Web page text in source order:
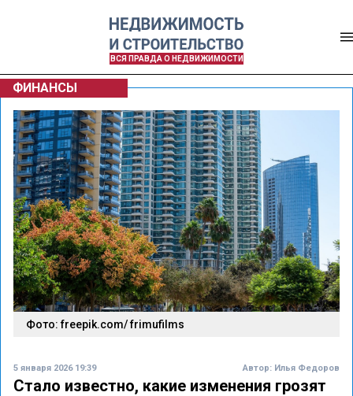
ВСЯ ПРАВДА О НЕДВИЖИМОСТИ
ФИНАНСЫ
Фото: freepik.com/ frimufilms
5 января 2026 19:39 Автор: Илья Федоров
Стало известно, какие изменения грозят